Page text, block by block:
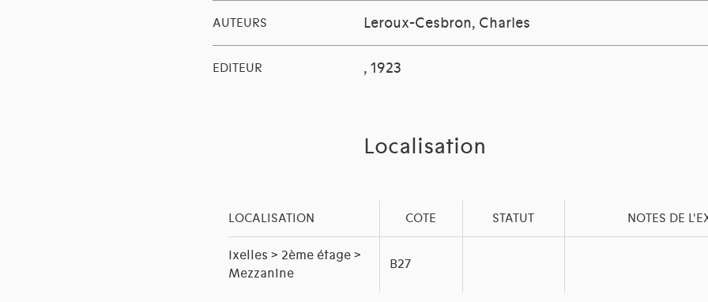
AUTEURS Leroux-Cesbron, Charles
EDITEUR , 1923
Localisation
LOCALISATION COTE STATUT NOTES DE
Ixelles > 2ème étage >
Mezzanine
B27